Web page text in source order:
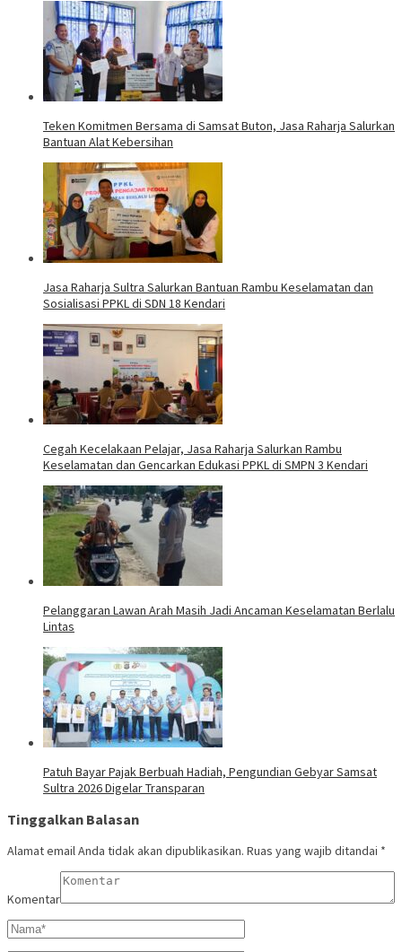
Teken Komitmen Bersama di Samsat Buton, Jasa Raharja Salurkan
Bantuan Alat Kebersihan
Jasa Raharja Sultra Salurkan Bantuan Rambu Keselamatan dan
Sosialisasi PPKL di SDN 18 Kendari
Cegah Kecelakaan Pelajar, Jasa Raharja Salurkan Rambu
Keselamatan dan Gencarkan Edukasi PPKL di SMPN 3 Kendari
Pelanggaran Lawan Arah Masih Jadi Ancaman Keselamatan Berlalu
Lintas
Patuh Bayar Pajak Berbuah Hadiah, Pengundian Gebyar Samsat
Sultra 2026 Digelar Transparan
Tinggalkan Balasan
Alamat email Anda tidak akan dipublikasikan. Ruas yang wajib ditandai *
Komentar